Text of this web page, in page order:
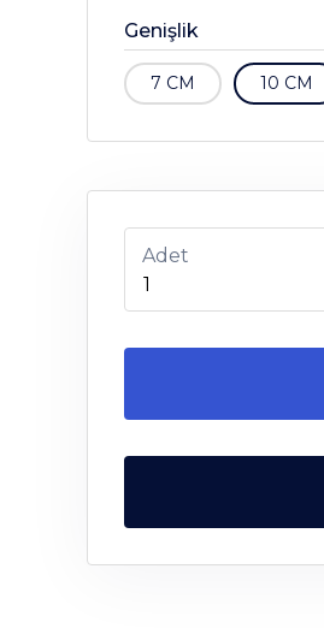
Genişlik
7 CM 10 CM
Adet